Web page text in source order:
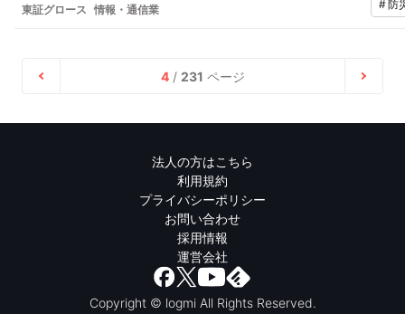
東証グロース 情報・通信業 #防
4/ 231 ページ
法人の方はこちら
利用規約
プライバシーポリシー
お問い合わせ
採用情報
運営会社
Copyright © logmi All Rights Reserved.